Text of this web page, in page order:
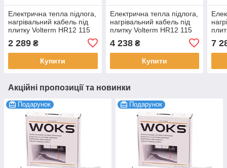
Електрична тепла підлога,
нагрівальний кабель під
плитку Volterm HR12 115
2 289 ₴
Купити
Електрична тепла підлога,
нагрівальний кабель під
плитку Volterm HR12 115
4 238₴
Купити
7
Акційні пропозиції та новинки
Подарунок Подарунок